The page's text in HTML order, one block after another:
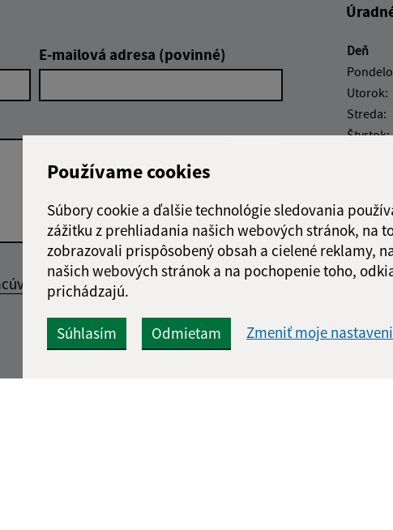
Používame cookies
Súbory cookie a ďalšie technológie sledovania
zážitku z prehliadania našich webových stránok, na
zobrazovali prispôsobený obsah a cielené reklamy,
našich webových stránok a na pochopenie toho,
prichádzajú.
Súhlasím Odmietam Zmeniť moje
E-mailová adresa (povinné)
osobných
Google reCaptcha Response
Odoslať
Deň
Utorok:
Streda:
Štvrtok: